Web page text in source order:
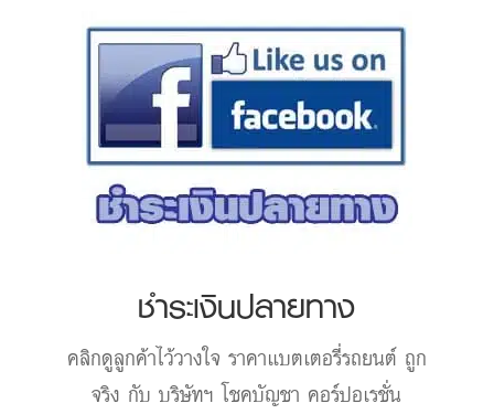
ชำระเงินปลายทาง
คลิกดูลูกค้าไว้วางใจ ราคาแบตเตอรี่รถยนต์ถูก
จริง กับ บริษัทฯ โชคบัญชา คอร์ปอเรชั่น